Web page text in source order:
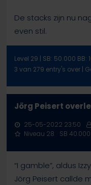
De stacks zijn nu
even stil.
Level 29 | SB: 50.000 BB:
3 van 279 entry's over |
Jörg Peisert
25-05-2022 23:50
Niveau 28
SB 40.000
“I gamble”, aldus
Jörg Peisert callde